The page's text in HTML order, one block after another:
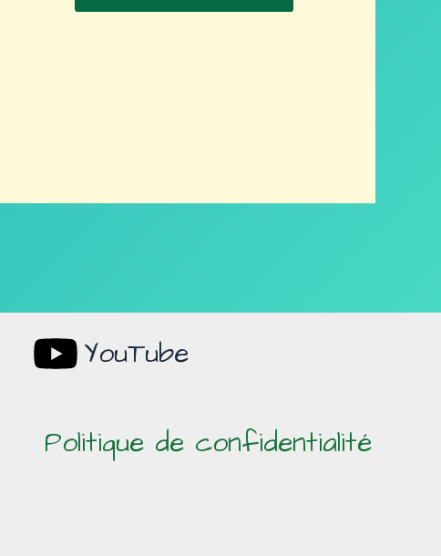
YouTube
Politique de confidentialité